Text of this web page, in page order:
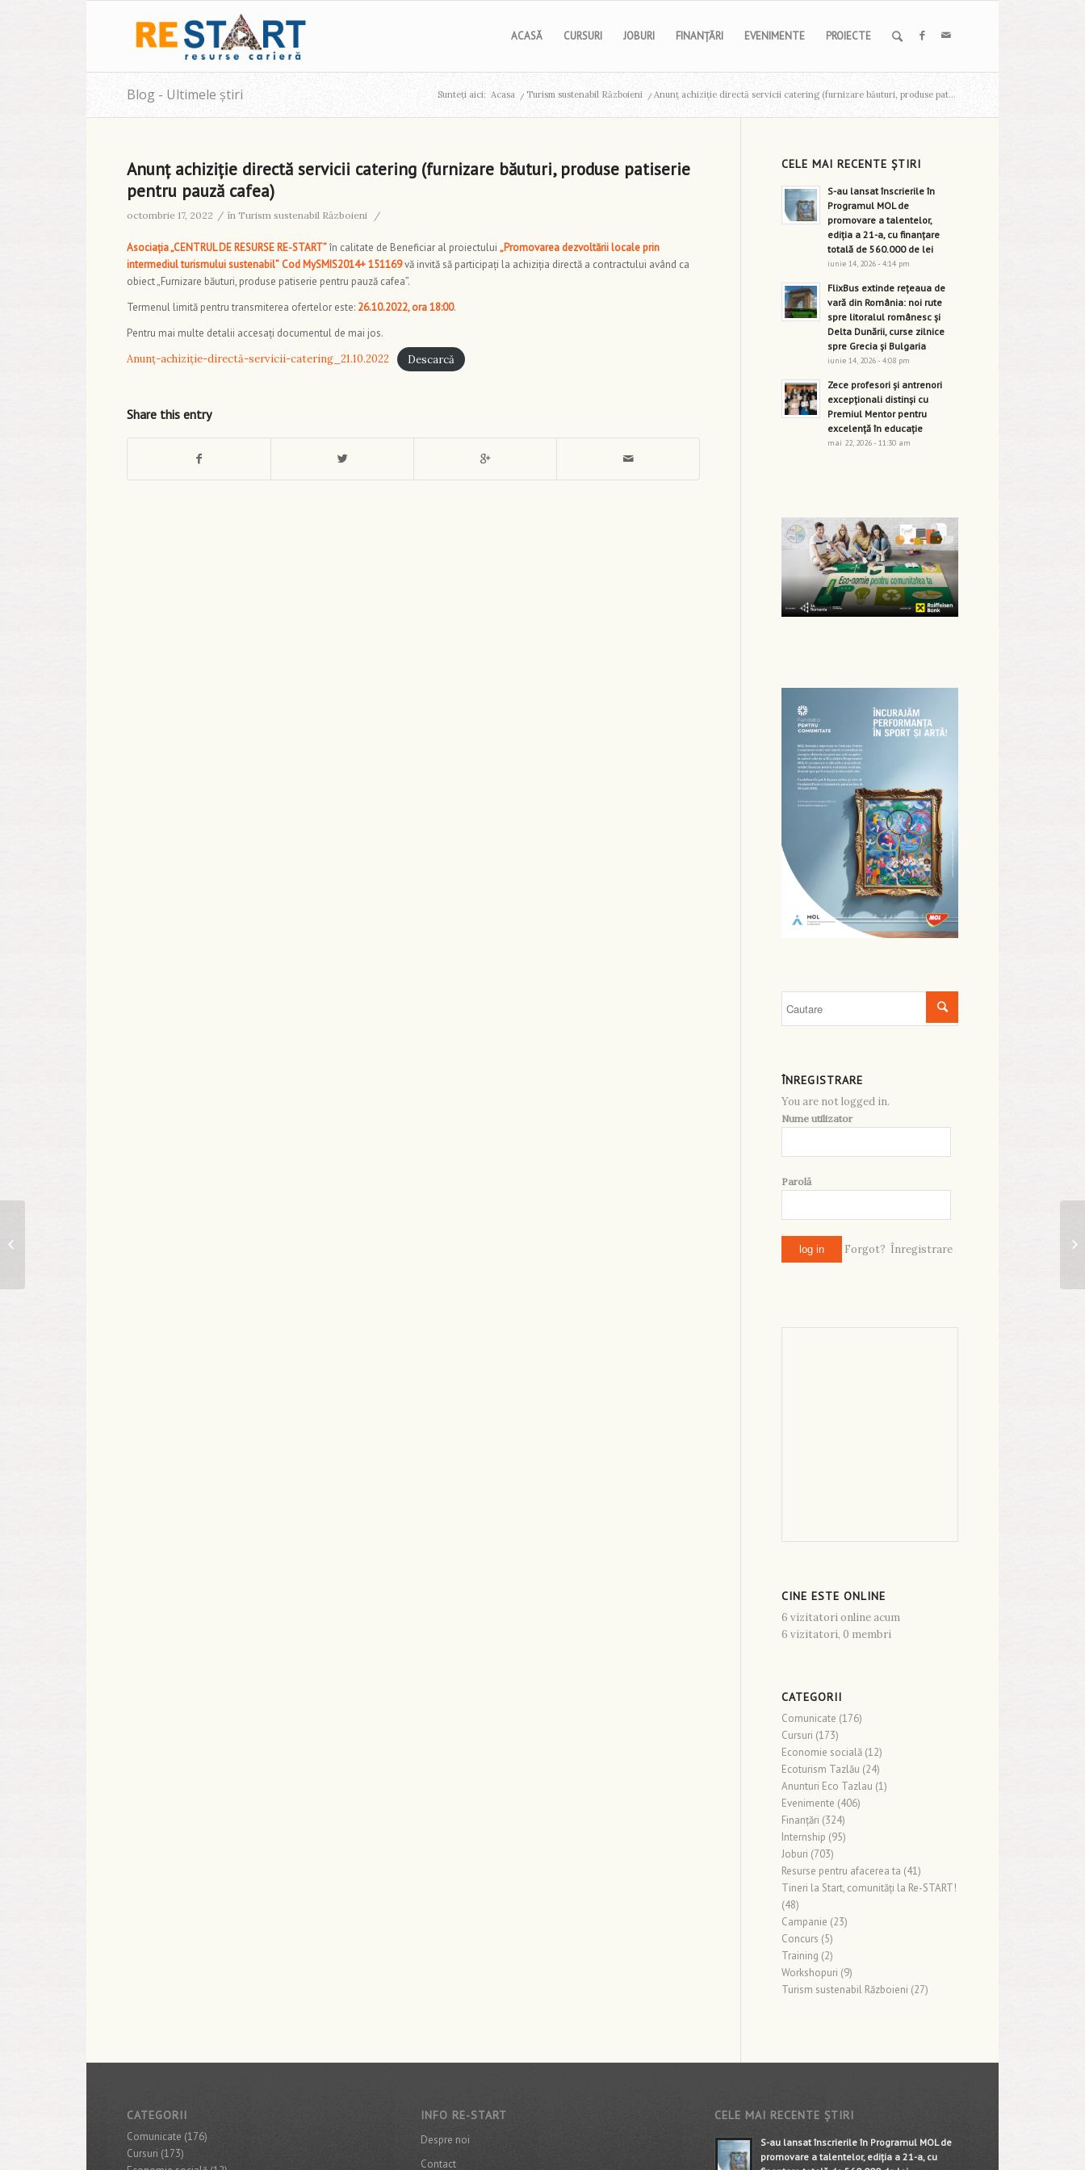
ACASĂ CURSURI JOBURI FINANȚĂRI EVENIMENTE PROIECTE
Blog - Ultimele știri Sunteți aici: Acasa / Turism sustenabil Războieni / Anunț achiziție directă servicii catering (furnizare băuturi, produse pat...
Anunț achiziție directă servicii catering (furnizare băuturi, produse patiserie
pentru pauză cafea)
octombrie 17, 2022 / în Turism sustenabil Războieni /
Asociația „CENTRUL DE RESURSE RE-START”în calitate de Beneficiar al proiectului „Promovarea dezvoltării locale prin
intermediul turismului sustenabil” Cod MySMIS2014+ 151169vă invită să participați la achiziția directă a contractului având ca
obiect „Furnizare băuturi, produse patiserie pentru pauză cafea”.
Termenul limită pentru transmiterea ofertelor este: 26.10.2022, ora 18:00.
Pentru mai multe detalii accesați documentul de mai jos.
Anunț-achiziție-directă-servicii-catering_21.10.2022
Descarcă
Share this entry
CELE MAI RECENTE ȘTIRI
S-au lansat înscrierile în
Programul MOL de
promovare a talentelor,
ediția a 21-a, cu finanțare
totală de 560.000 de lei
iunie 14, 2026 - 4:14 pm
FlixBus extinde rețeaua de
vară din România: noi rute
spre litoralul românesc și
Delta Dunării, curse zilnice
spre Grecia și Bulgaria
iunie 14, 2026 - 4:08 pm
Zece profesori și antrenori
excepționali distinși cu
Premiul Mentor pentru
excelență în educație
mai 22, 2026 - 11:30 am
ÎNREGISTRARE
You are not logged in.
Nume utilizator
Parolă
Forgot? Înregistrare
CINE ESTE ONLINE
6 vizitatori online acum
6 vizitatori, 0 membri
CATEGORII
Comunicate (176)
Cursuri (173)
Economie socială (12)
Ecoturism Tazlău (24)
Anunturi Eco Tazlau (1)
Evenimente (406)
Finanţări (324)
Internship (95)
Joburi (703)
Resurse pentru afacerea ta (41)
Tineri la Start, comunități la Re-START!
(48)
Campanie (23)
Concurs (5)
Training (2)
Workshopuri (9)
Turism sustenabil Războieni (27)
CATEGORII
Comunicate (176)
Cursuri (173)
INFO RE-START
Despre noi
Contact
CELE MAI RECENTE ȘTIRI
S-au lansat înscrierile în Programul MOL de
promovare a talentelor, ediția a 21-a, cu